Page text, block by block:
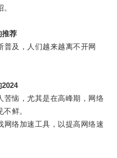
推荐
及，人们越来越离不开网
恼，尤其是在高峰期，网络
鲜。
络加速工具，以提高网络速